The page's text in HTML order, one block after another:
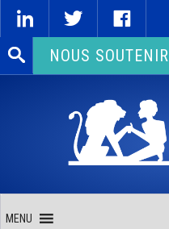
Rechercher :NOUS SOUTENIR
MENU